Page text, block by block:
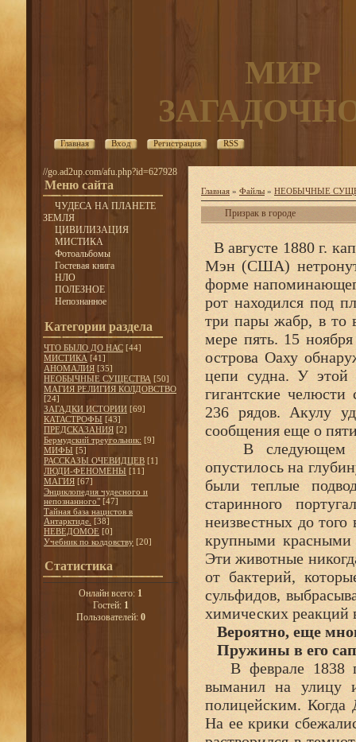
МИР
Главная Вход Регистрация RSS
//go.ad2up.com/afu.php?id=627928
Меню сайта
ЧУДЕСА НА ПЛАНЕТЕ
ЗЕМЛЯ
ЦИВИЛИЗАЦИЯ
МИСТИКА
Фотоальбомы
Гостевая книга
НЛО
ПОЛЕЗНОЕ
Непознанное
Категории раздела
ЧТО БЫЛО ДО НАС [44]
МИСТИКА [41]
АНОМАЛИЯ [35]
НЕОБЫЧНЫЕ СУЩЕСТВА [50]
МАГИЯ РЕЛИГИЯ КОЛДОВСТВО
[24]
ЗАГАДКИ ИСТОРИИ [69]
КАТАСТРОФЫ [43]
ПРЕДСКАЗАНИЯ [2]
Бермудский треугольник: [9]
МИФЫ [5]
РАССКАЗЫ ОЧЕВИДЦЕВ [1]
ЛЮДИ-ФЕНОМЕНЫ [11]
МАГИЯ [67]
Энциклопедия чудесного и
непознанного" [47]
Тайная база нацистов в
Антарктиде. [38]
НЕВЕДОМОЕ [0]
Учебник по колдовству [20]
Статистика
Онлайн всего: 1
Гостей: 1
Пользователей: 0
Главная » Файлы » НЕОБЫЧНЫЕ
Призрак в городе
В августе 1880 г.
Мэн (США)
форме
рот находился под
три пары жабр, в то
мере пять. 15 ноября
острова Оаху
цепи судна. У этой
гигантские
236 рядов. Акулу
сообщения еще о
В следующем
опустилось на
были теплые
старинного
неизвестных до того
крупными
Эти животные
от бактерий,
сульфидов,
химических реакций
Вероятно, еще
Пружины в его
В феврале 1838
выманил на улицу
полицейским.
На ее крики